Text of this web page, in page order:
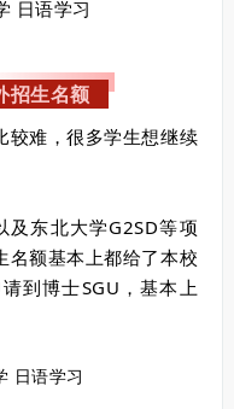
招生名额
较难，很多学生想继续
及东北大学G2SD等项
名额基本上都给了本校
到博士SGU，基本上